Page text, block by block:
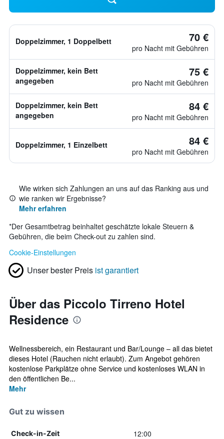
Doppelzimmer, 1 Doppelbett 70 €
pro Nacht mit Gebühren
Doppelzimmer, kein Bett
angegeben
75 €
pro Nacht mit Gebühren
Doppelzimmer, kein Bett
angegeben
84 €
pro Nacht mit Gebühren
Doppelzimmer, 1 Einzelbett 84 €
pro Nacht mit Gebühren
Wie wirken sich Zahlungen an uns auf das Ranking aus und
wie ranken wir Ergebnisse?
Mehr erfahren
*Der Gesamtbetrag beinhaltet geschätzte lokale Steuern &
Gebühren, die beim Check-out zu zahlen sind.
Cookie-Einstellungen
Unser bester Preis ist garantiert
Über das Piccolo Tirreno Hotel
Residence
Wellnessbereich, ein Restaurant und Bar/Lounge – all das bietet
dieses Hotel (Rauchen nicht erlaubt). Zum Angebot gehören
kostenlose Parkplätze ohne Service und kostenloses WLAN in
den öffentlichen Be...
Mehr
Gut zu wissen
Check-in-Zeit 12:00